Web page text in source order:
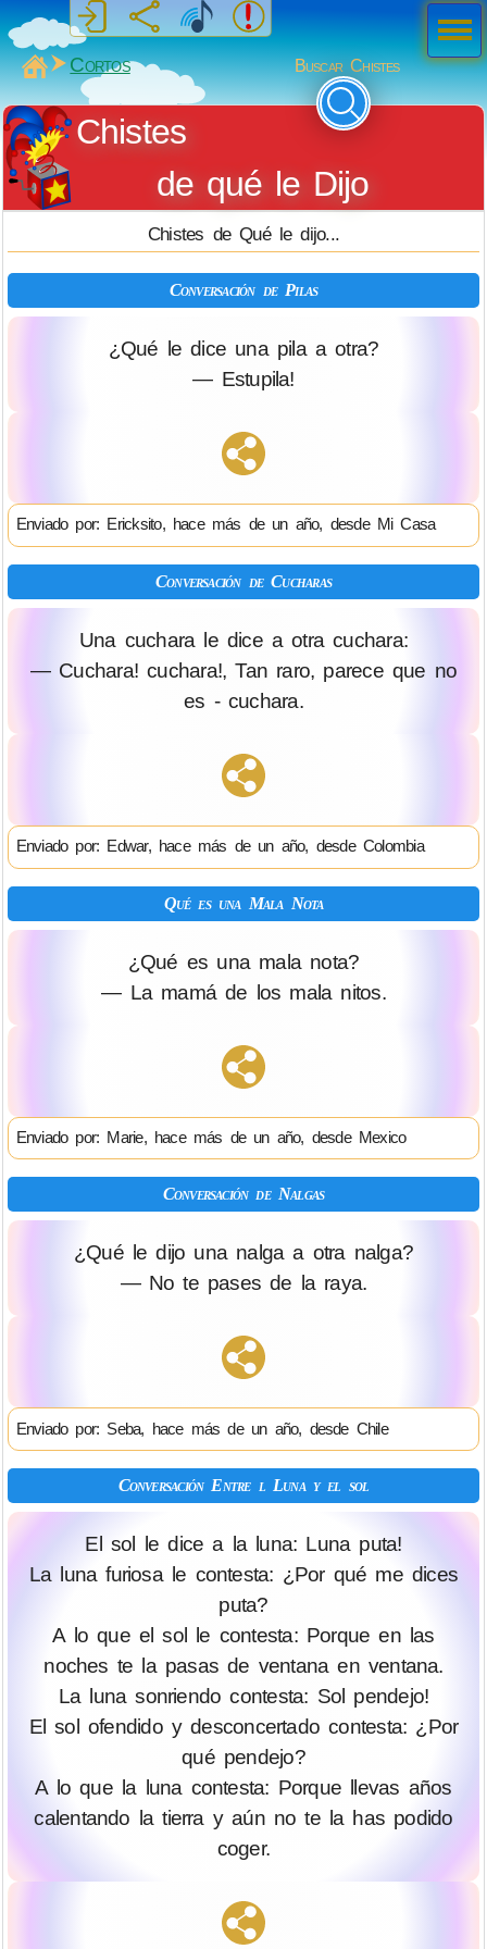
MiSabueso
Cortos Buscar Chistes
Chistes
de qué le Dijo
Chistes de Qué le dijo...
Conversación de Pilas
¿Qué le dice una pila a otra?
— Estupila!
Enviado por: Ericksito, hace más de un año, desde Mi Casa
Conversación de Cucharas
Una cuchara le dice a otra cuchara:
— Cuchara! cuchara!, Tan raro, parece que no
es - cuchara.
Enviado por: Edwar, hace más de un año, desde Colombia
Qué es una Mala Nota
¿Qué es una mala nota?
— La mamá de los mala nitos.
Enviado por: Marie, hace más de un año, desde Mexico
Conversación de Nalgas
¿Qué le dijo una nalga a otra nalga?
— No te pases de la raya.
Enviado por: Seba, hace más de un año, desde Chile
Conversación Entre l Luna y el sol
El sol le dice a la luna: Luna рutа!
La luna furiosa le contesta: ¿Por qué me dices
рutа?
A lo que el sol le contesta: Porque en las
noches te la pasas de ventana en ventana.
La luna sonriendo contesta: Sol pendejo!
El sol ofendido y desconcertado contesta: ¿Por
qué pendejo?
A lo que la luna contesta: Porque llevas años
calentando la tierra y aún no te la has podido
coger.
Men
ú